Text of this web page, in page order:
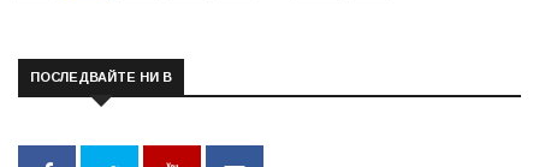
ПОСЛЕДВАЙТЕ НИ В